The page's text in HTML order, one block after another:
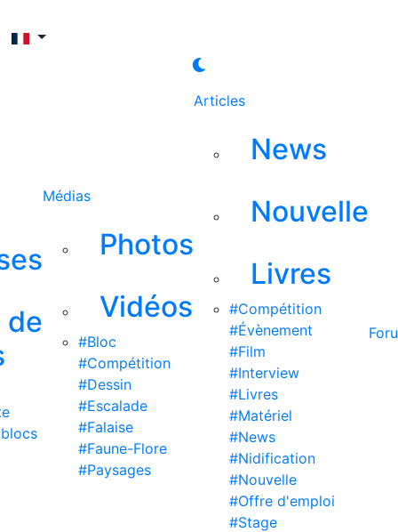
de
Médias
Photos
Vidéos
#Bloc
#Compétition
#Dessin
#Escalade
#Falaise
#Faune-Flore
#Paysages
Articles
News
Nouvelle
Livres
#Compétition
#Évènement
#Film
#Interview
#Livres
#Matériel
#News
#Nidification
#Nouvelle
#Offre d'emploi
#Stage